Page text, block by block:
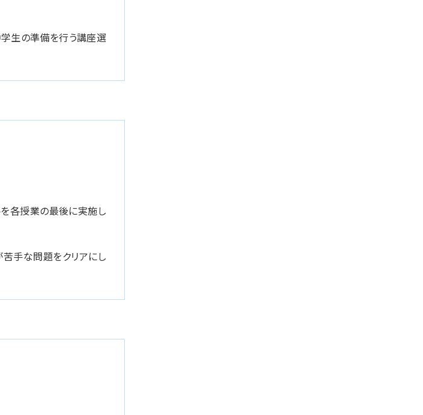
学生の準備を行う講座選
各授業の最後に実施し
手な問題をクリアにし